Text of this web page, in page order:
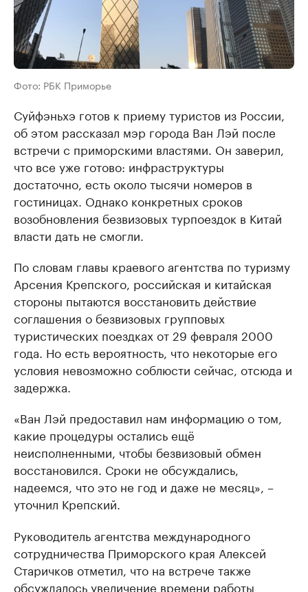
Фото: РБК Приморье
Суйфэньхэ готов к приему туристов из России,
об этом рассказал мэр города Ван Лэй после
встречи с приморскими властями. Он заверил,
что все уже готово: инфраструктуры
достаточно, есть около тысячи номеров в
гостиницах. Однако конкретных сроков
возобновления безвизовых турпоездок в Китай
власти дать не смогли.
По словам главы краевого агентства по туризму
Арсения Крепского, российская и китайская
стороны пытаются восстановить действие
соглашения о безвизовых групповых
туристических поездках от 29 февраля 2000
года. Но есть вероятность, что некоторые его
условия невозможно соблюсти сейчас, отсюда и
задержка.
«Ван Лэй предоставил нам информацию о том,
какие процедуры остались ещё
неисполненными, чтобы безвизовый обмен
восстановился. Сроки не обсуждались,
надеемся, что это не год и даже не месяц», –
уточнил Крепский.
Руководитель агентства международного
сотрудничества Приморского края Алексей
Старичков отметил, что на встрече также
обсуждалось увеличение времени работы